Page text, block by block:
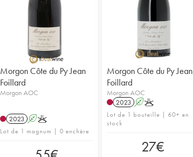
Morgon Côte du Py Jean
Foillard
Morgon AOC
2023 AK
Lot de 1 magnum | 0 enchère
Morgon Côte du Py Jean
Foillard
Morgon AOC
2023 AK
Lot de 1 bouteille | 60+ en
stock
27€